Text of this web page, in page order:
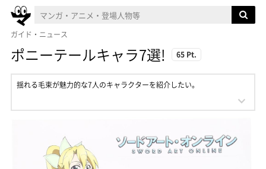
ガイド・ニュース
ポニーテールキャラ7選! 65 Pt.
揺れる毛束が魅力的な7人のキャラクターを紹介したい。